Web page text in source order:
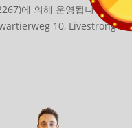
에 의해 운영됩니다.
10, Livestrong